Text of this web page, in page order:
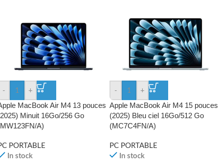
- +
MacBook Air M4 13 pouces
Minuit 16Go/256 Go
A)
PORTABLE
In stock
- +
Apple MacBook Air M4 15 pouces
(2025) Bleu ciel 16Go/512 Go
(MC7C4FN/A)
PC PORTABLE
In stock